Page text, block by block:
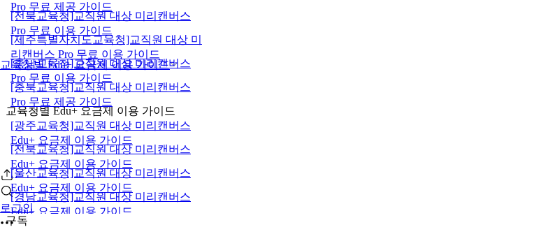
교육청별 Edu+ 요금제 이용 가이드
로그인
Pro 무료 제공 가이드
[전북교육청]교직원 대상 미리캔버스
Pro 무료 이용 가이드
[제주특별자치도교육청]교직원 대상 미
리캔버스 Pro 무료 이용 가이드
[충남교육청]교직원 대상 미리캔버스
Pro 무료 이용 가이드
[충북교육청]교직원 대상 미리캔버스
Pro 무료 제공 가이드
교육청별 Edu+ 요금제 이용 가이드
[광주교육청]교직원 대상 미리캔버스
Edu+ 요금제 이용 가이드
[전북교육청]교직원 대상 미리캔버스
Edu+ 요금제 이용 가이드
[울산교육청]교직원 대상 미리캔버스
Edu+ 요금제 이용 가이드
[경남교육청]교직원 대상 미리캔버스
Edu+ 요금제 이용 가이드
구독